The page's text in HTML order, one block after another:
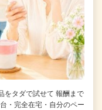
をタダで試せて 報酬まで
・完全在宅・自分のペー